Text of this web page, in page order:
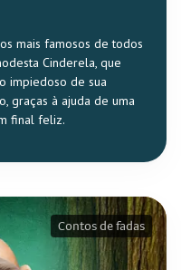
mais famosos de todos
Cinderela, que
impiedoso de sua
graças à ajuda de uma
final feliz.
Contos de fadas